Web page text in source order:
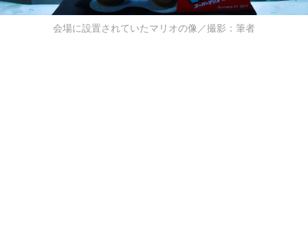
会場に設置されていたマリオの像／撮影：筆者